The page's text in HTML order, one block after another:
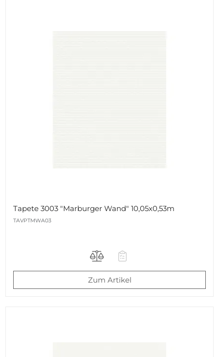
Tapete 3003 "Marburger Wand" 10,05x0,53m
TAVPTMWA03
Zum Artikel